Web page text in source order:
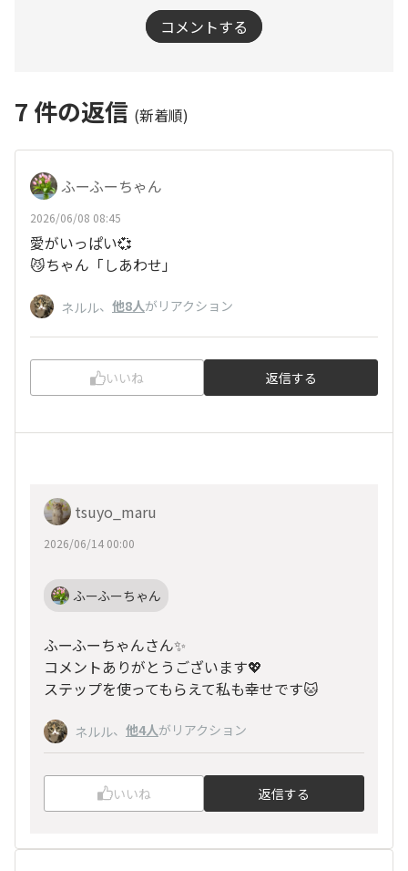
コメントする
7 件の返信 (新着順)
ふーふーちゃん
2026/06/08 08:45
愛がいっぱい💞
😼ちゃん「しあわせ」
ネルル、 他8人がリアクション
いいね 返信する
tsuyo_maru
2026/06/14 00:00
ふーふーちゃん
ふーふーちゃんさん✨
コメントありがとうございます💖
ステップを使ってもらえて私も幸せです🐱
ネルル、 他4人がリアクション
いいね 返信する